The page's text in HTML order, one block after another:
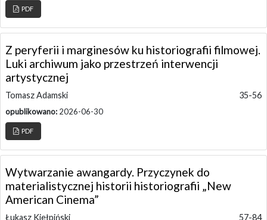
PDF
Z peryferii i marginesów ku historiografii filmowej.
Luki archiwum jako przestrzeń interwencji
artystycznej
Tomasz Adamski 35-56
opublikowano: 2026-06-30
PDF
Wytwarzanie awangardy. Przyczynek do
materialistycznej historii historiografii „New
American Cinema”
Łukasz Kiełpiński 57-84